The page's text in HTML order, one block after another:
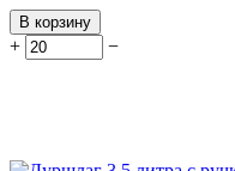
В корзину
+ −